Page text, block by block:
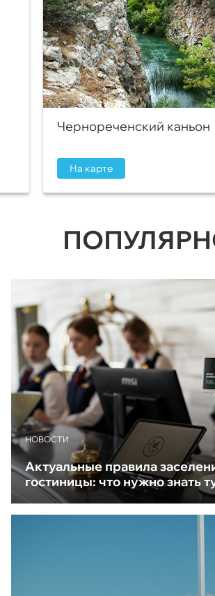
Чернореченский каньон
На карте
НОВОСТИ
Актуальные правила
гостиницы: что нужно знать